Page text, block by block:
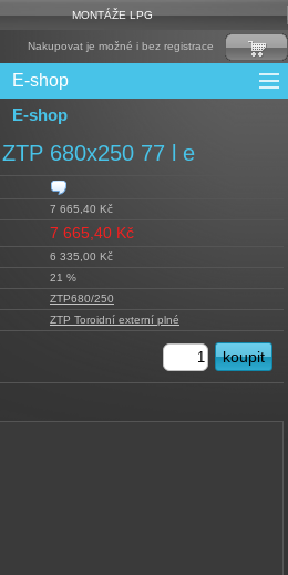
MONTÁŽE LPG
Nakupovat je možné i bez registrace
E-shop
Nádrže
+ Emulátory
+ Membrány
LPG Nádrže klapky
+ příslušenství
Motoru
Přepínače
Rámy nádrží
plnění
Reduktory+ Testry
+ vstřikovače
Materiál
materiál
a Hadice
Ventily
E-shop
680x250 77 l e
7 665,40 Kč
7 665,40 Kč
6 335,00 Kč
21 %
ZTP680/250
ZTP Toroidní externí plné